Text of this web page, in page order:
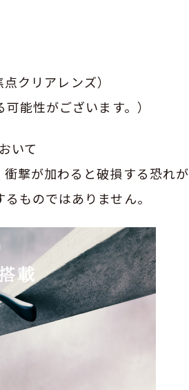
クリアレンズ）
能性がございます。）
いて
撃が加わると破損する恐れが
ものではありません。